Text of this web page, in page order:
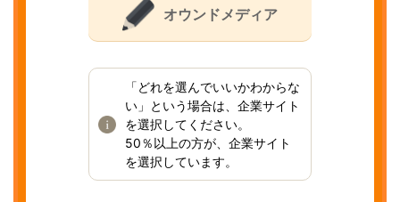
オウンドメディア
「どれを選んでいいかわからな
い」という場合は、企業サイト
を選択してください。
50％以上の方が、企業サイト
を選択しています。